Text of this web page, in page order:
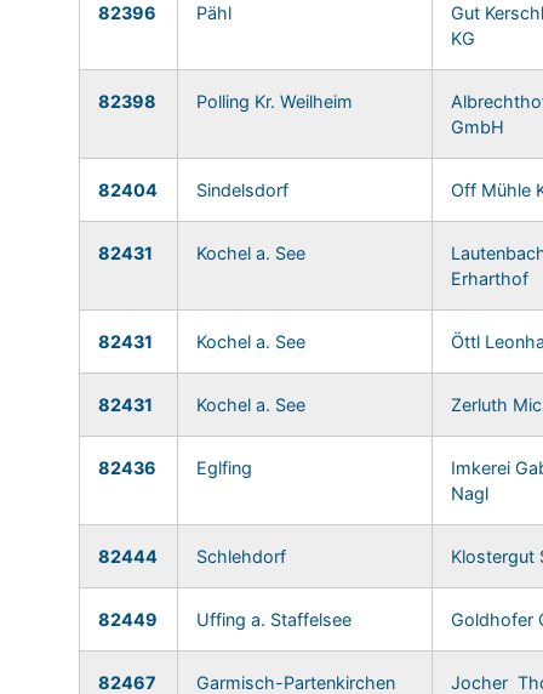
82396 Pähl
Gut
KG
82398 Polling Kr. Weilheim
GmbH
82404 Sindelsdorf Off Mühle
82431 Kochel a. See
Erharthof
82431 Kochel a. See Öttl
82431 Kochel a. See Zerluth
82436 Eglfing
Imkerei
Nagl
82444 Schlehdorf Klostergut
82449 Uffing a. Staffelsee Goldhofer
82467 Garmisch-Partenkirchen Jocher